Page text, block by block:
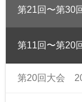
第21回〜第30
第11回〜第20
第20回大会